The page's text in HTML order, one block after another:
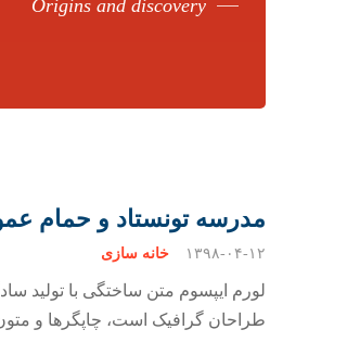
مدرسه تونستاد و حمام
۱۳۹۸-۰۴-۱۲ خانه سازی
لورم ایپسوم متن ساختگی با تولید
طراحان گرافیک است، چاپگرها و